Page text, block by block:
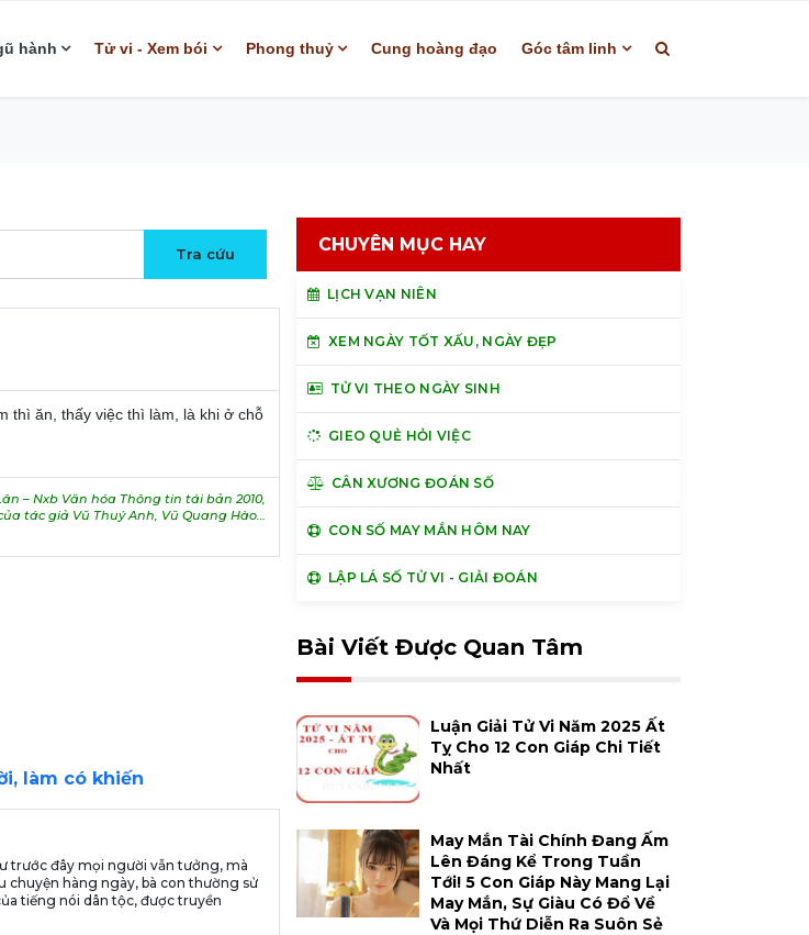
hành Tử vi - Xem bói Phong thuỷ Cung hoàng đạo Góc tâm linh
thì ăn, thấy việc thì làm, là khi ở chỗ
– Nxb Văn hóa Thông tin tái bản 2010,
tác giả Vũ Thuý Anh, Vũ Quang Hào…
làm có khiến
trước đây mọi người vẫn tưởng, mà
chuyện hàng ngày, bà con thường sử
tiếng nói dân tộc, được truyền
CHUYÊN MỤC HAY
LỊCH VẠN NIÊN
XEM NGÀY TỐT XẤU, NGÀY ĐẸP
TỬ VI THEO NGÀY SINH
GIEO QUẺ HỎI VIỆC
CÂN XƯƠNG ĐOÁN SỐ
CON SỐ MAY MẮN HÔM NAY
LẬP LÁ SỐ TỬ VI - GIẢI ĐOÁN
Bài Viết Được Quan Tâm
Luận Giải Tử Vi Năm 2025 Ất
Tỵ Cho 12 Con Giáp Chi Tiết
Nhất
May Mắn Tài Chính Đang Ấm
Lên Đáng Kể Trong Tuần
Tới! 5 Con Giáp Này Mang Lại
May Mắn, Sự Giàu Có Đổ Về
Và Mọi Thứ Diễn Ra Suôn Sẻ